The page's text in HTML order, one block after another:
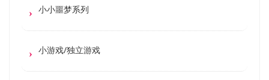
小小噩梦系列
小游戏/独立游戏